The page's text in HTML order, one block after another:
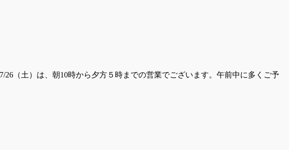
（土）は、朝10時から夕方５時までの営業でございます。午前中に多くご予